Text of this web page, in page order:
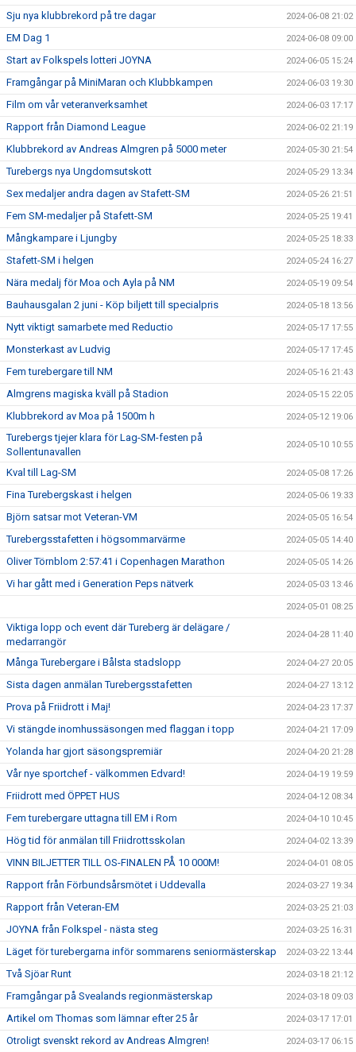
Sju nya klubbrekord på tre dagar 2024-06-08 21:02
EM Dag 1 2024-06-08 09:00
Start av Folkspels lotteri JOYNA 2024-06-05 15:24
Framgångar på MiniMaran och Klubbkampen 2024-06-03 19:30
Film om vår veteranverksamhet 2024-06-03 17:17
Rapport från Diamond League 2024-06-02 21:19
Klubbrekord av Andreas Almgren på 5000 meter 2024-05-30 21:54
Turebergs nya Ungdomsutskott 2024-05-29 13:34
Sex medaljer andra dagen av Stafett-SM 2024-05-26 21:51
Fem SM-medaljer på Stafett-SM 2024-05-25 19:41
Mångkampare i Ljungby 2024-05-25 18:33
Stafett-SM i helgen 2024-05-24 16:27
Nära medalj för Moa och Ayla på NM 2024-05-19 09:54
Bauhausgalan 2 juni - Köp biljett till specialpris 2024-05-18 13:56
Nytt viktigt samarbete med Reductio 2024-05-17 17:55
Monsterkast av Ludvig 2024-05-17 17:45
Fem turebergare till NM 2024-05-16 21:43
Almgrens magiska kväll på Stadion 2024-05-15 22:05
Klubbrekord av Moa på 1500m h 2024-05-12 19:06
Turebergs tjejer klara för Lag-SM-festen på
Sollentunavallen
2024-05-10 10:55
Kval till Lag-SM 2024-05-08 17:26
Fina Turebergskast i helgen 2024-05-06 19:33
Björn satsar mot Veteran-VM 2024-05-05 16:54
Turebergsstafetten i högsommarvärme 2024-05-05 14:40
Oliver Törnblom 2:57:41 i Copenhagen Marathon 2024-05-05 14:26
Vi har gått med i Generation Peps nätverk 2024-05-03 13:46
2024-05-01 08:25
Viktiga lopp och event där Tureberg är delägare /
medarrangör
2024-04-28 11:40
Många Turebergare i Bålsta stadslopp 2024-04-27 20:05
Sista dagen anmälan Turebergsstafetten 2024-04-27 13:12
Prova på Friidrott i Maj! 2024-04-23 17:37
Vi stängde inomhussäsongen med flaggan i topp 2024-04-21 17:09
Yolanda har gjort säsongspremiär 2024-04-20 21:28
Vår nye sportchef - välkommen Edvard! 2024-04-19 19:59
Friidrott med ÖPPET HUS 2024-04-12 08:34
Fem turebergare uttagna till EM i Rom 2024-04-10 10:45
Hög tid för anmälan till Friidrottsskolan 2024-04-02 13:39
VINN BILJETTER TILL OS-FINALEN PÅ 10 000M! 2024-04-01 08:05
Rapport från Förbundsårsmötet i Uddevalla 2024-03-27 19:34
Rapport från Veteran-EM 2024-03-25 21:03
JOYNA från Folkspel - nästa steg 2024-03-25 16:31
Läget för turebergarna inför sommarens seniormästerskap 2024-03-22 13:44
Två Sjöar Runt 2024-03-18 21:12
Framgångar på Svealands regionmästerskap 2024-03-18 09:03
Artikel om Thomas som lämnar efter 25 år 2024-03-17 17:01
Otroligt svenskt rekord av Andreas Almgren! 2024-03-17 06:15